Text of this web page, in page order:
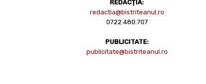
REDACȚIA:
redactia@bistriteanul.ro
0722.480.707
PUBLICITATE:
publicitate@bistriteanul.ro